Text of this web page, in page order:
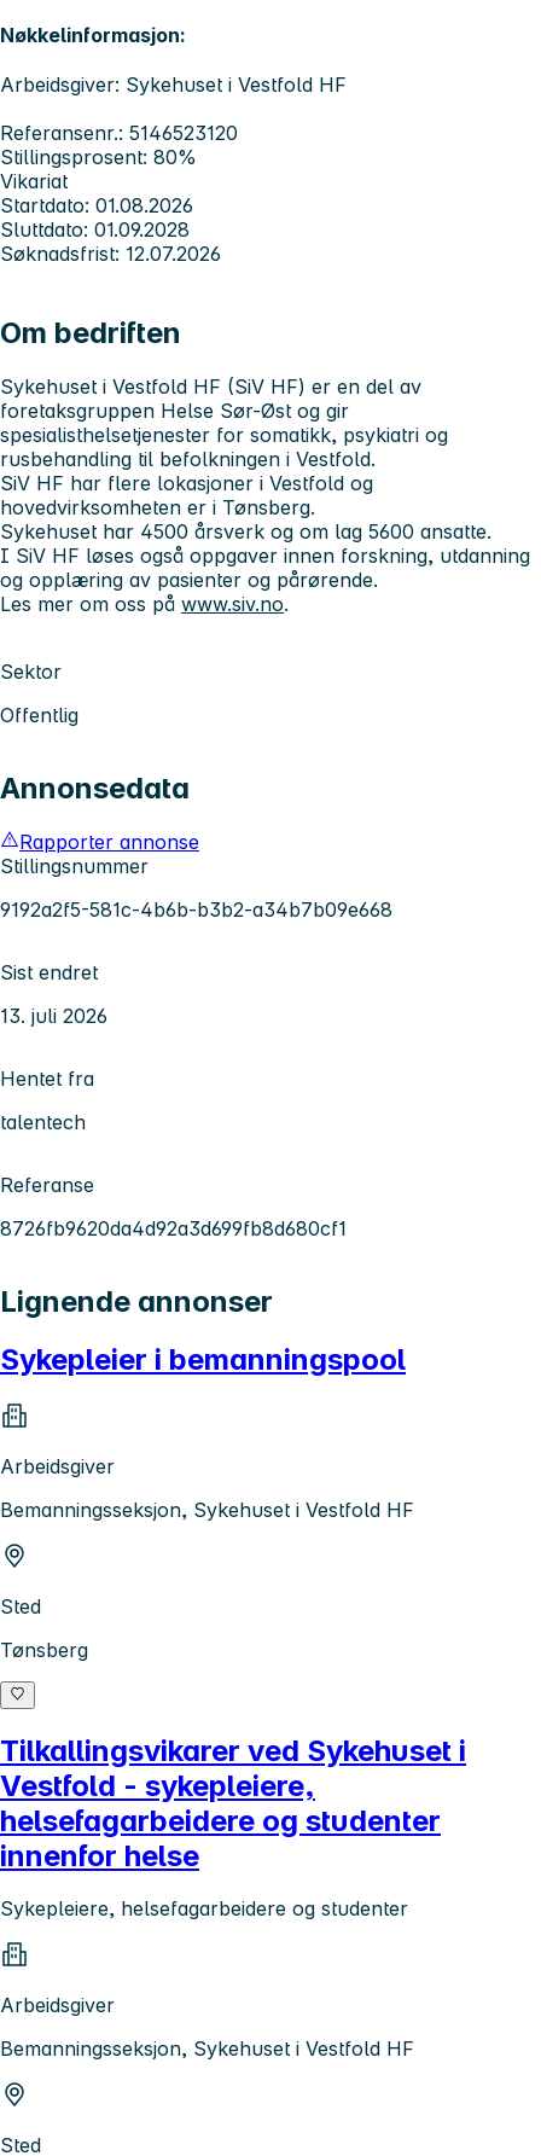
Nøkkelinformasjon:
Arbeidsgiver: Sykehuset i Vestfold HF
Referansenr.: 5146523120
Stillingsprosent: 80%
Vikariat
Startdato: 01.08.2026
Sluttdato: 01.09.2028
Søknadsfrist: 12.07.2026
Om bedriften
Sykehuset i Vestfold HF (SiV HF) er en del av
foretaksgruppen Helse Sør-Øst og gir
spesialisthelsetjenester for somatikk, psykiatri og
rusbehandling til befolkningen i Vestfold.
SiV HF har flere lokasjoner i Vestfold og
hovedvirksomheten er i Tønsberg.
Sykehuset har 4500 årsverk og om lag 5600 ansatte.
I SiV HF løses også oppgaver innen forskning, utdanning
og opplæring av pasienter og pårørende.
Les mer om oss på www.siv.no.
Sektor
Offentlig
Annonsedata
Rapporter annonse
Stillingsnummer
9192a2f5-581c-4b6b-b3b2-a34b7b09e668
Sist endret
13. juli 2026
Hentet fra
talentech
Referanse
8726fb9620da4d92a3d699fb8d680cf1
Lignende annonser
Sykepleier i bemanningspool
Arbeidsgiver
Bemanningsseksjon, Sykehuset i Vestfold HF
Sted
Tønsberg
Tilkallingsvikarer ved Sykehuset i
Vestfold - sykepleiere,
helsefagarbeidere og studenter
innenfor helse
Sykepleiere, helsefagarbeidere og studenter
Arbeidsgiver
Bemanningsseksjon, Sykehuset i Vestfold HF
Sted